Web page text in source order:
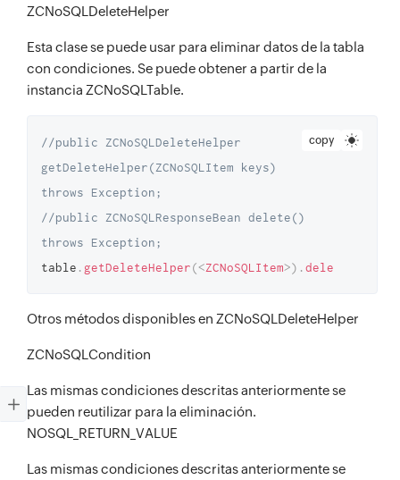
ZCNoSQLDeleteHelper
Esta clase se puede usar para eliminar datos de la tabla
con condiciones. Se puede obtener a partir de la
instancia ZCNoSQLTable.
copy
//public ZCNoSQLDeleteHelper
getDeleteHelper(ZCNoSQLItem keys)
throws Exception;
//public ZCNoSQLResponseBean delete()
throws Exception;
table . getDeleteHelper(<ZCNoSQLItem>) .delete
Otros métodos disponibles en ZCNoSQLDeleteHelper
ZCNoSQLCondition
Las mismas condiciones descritas anteriormente se
pueden reutilizar para la eliminación.
NOSQL_RETURN_VALUE
Las mismas condiciones descritas anteriormente se